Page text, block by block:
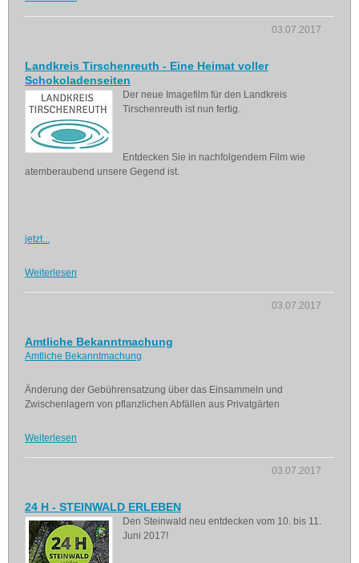
03.07.2017
Landkreis Tirschenreuth - Eine Heimat voller
Schokoladenseiten
Der neue Imagefilm für den Landkreis
Tirschenreuth ist nun fertig.
Entdecken Sie in nachfolgendem Film wie
atemberaubend unsere Gegend ist.
jetzt...
Weiterlesen
03.07.2017
Amtliche Bekanntmachung
Amtliche Bekanntmachung
Änderung der Gebührensatzung über das Einsammeln und
Zwischenlagern von pflanzlichen Abfällen aus Privatgärten
Weiterlesen
03.07.2017
24 H - STEINWALD ERLEBEN
Den Steinwald neu entdecken vom 10. bis 11.
Juni 2017!